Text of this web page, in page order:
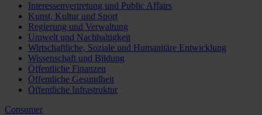
Interessenvertretung und Public Affairs
Kunst, Kultur und Sport
Regierung und Verwaltung
Umwelt und Nachhaltigkeit
Wirtschaftliche, Soziale und Humanitäre Entwicklung
Wissenschaft und Bildung
Öffentliche Finanzen
Öffentliche Gesundheit
Öffentliche Infrastruktur
Consumer